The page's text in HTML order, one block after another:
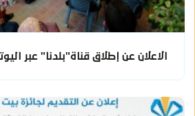
الاعلان عن إطلاق قناة"بلدنا" عبر